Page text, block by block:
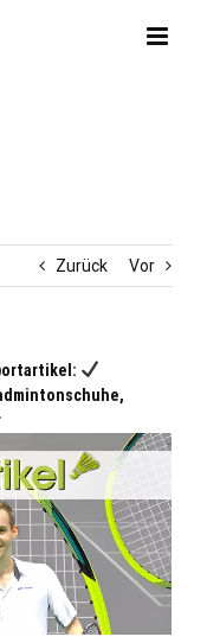
Zurück Vor